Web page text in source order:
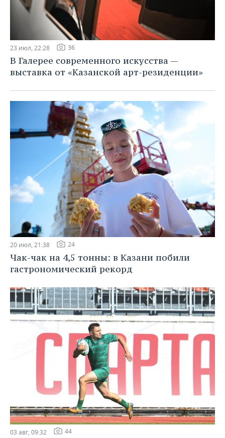
23 июл, 22:28 36
В Галерее современного искусства —
выставка от «Казанской арт-резиденции»
20 июл, 21:38 24
Чак-чак на 4,5 тонны: в Казани побили
гастрономический рекорд
03 авг, 09:32 44